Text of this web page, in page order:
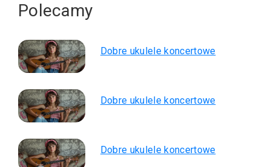
Polecamy
Dobre ukulele koncertowe
Dobre ukulele koncertowe
Dobre ukulele koncertowe